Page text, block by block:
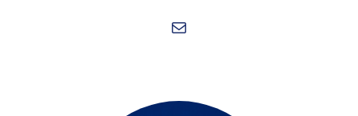
Correo electrónico